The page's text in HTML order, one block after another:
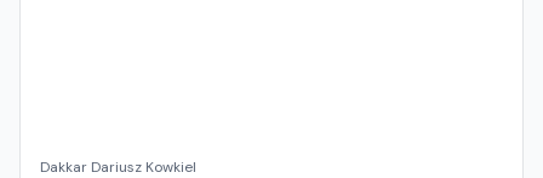
Dakkar Dariusz Kowkiel